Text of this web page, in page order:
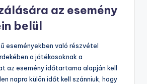
az esemény
belül
eseményekben való részvétel
a játékosoknak a
az esemény időtartama alapján kell
napra külön időt kell szánniuk, hogy